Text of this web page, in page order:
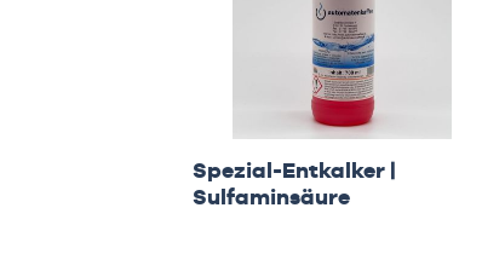
Spezial-Entkalker |
Sulfaminsäure